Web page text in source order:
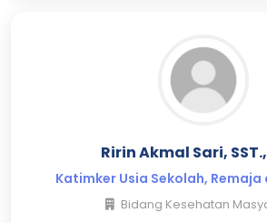
Ririn Akmal Sari,
Katimker Usia Sekolah,
Bidang Kesehatan